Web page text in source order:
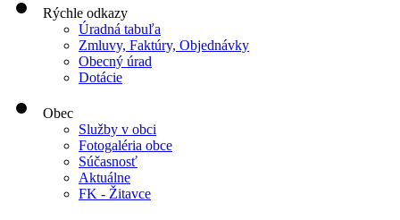
Rýchle odkazy
Úradná tabuľa
Zmluvy, Faktúry, Objednávky
Obecný úrad
Dotácie
Obec
Služby v obci
Fotogaléria obce
Súčasnosť
Aktuálne
FK - Žitavce